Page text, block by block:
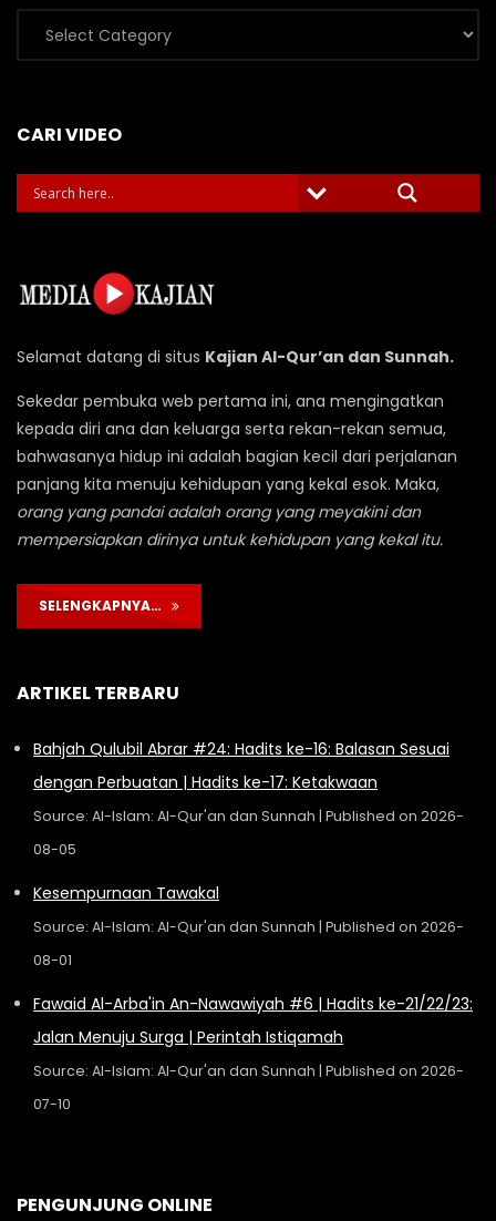
Kategori
Video
CARI VIDEO
Selamat datang di situs Kajian Al-Qur’an dan Sunnah.
Sekedar pembuka web pertama ini, ana mengingatkan
kepada diri ana dan keluarga serta rekan-rekan semua,
bahwasanya hidup ini adalah bagian kecil dari perjalanan
panjang kita menuju kehidupan yang kekal esok. Maka,
orang yang pandai adalah orang yang meyakini dan
mempersiapkan dirinya untuk kehidupan yang kekal itu.
SELENGKAPNYA…
ARTIKEL TERBARU
Bahjah Qulubil Abrar #24: Hadits ke-16: Balasan Sesuai
dengan Perbuatan | Hadits ke-17: Ketakwaan
Source: Al-Islam: Al-Qur'an dan Sunnah Published on 2026-
08-05
Kesempurnaan Tawakal
Source: Al-Islam: Al-Qur'an dan Sunnah Published on 2026-
08-01
Fawaid Al-Arba'in An-Nawawiyah #6 | Hadits ke-21/22/23:
Jalan Menuju Surga | Perintah Istiqamah
Source: Al-Islam: Al-Qur'an dan Sunnah Published on 2026-
07-10
PENGUNJUNG ONLINE